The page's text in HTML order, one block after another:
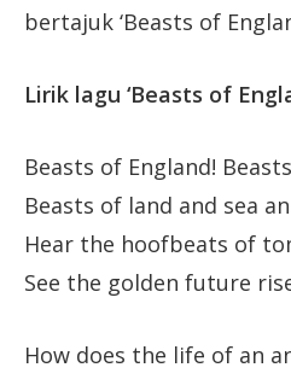
bertajuk ‘Beasts of
Lirik lagu ‘Beasts of
Beasts of England!
Beasts of land and sea
Hear the hoofbeats of
See the golden future
How does the life of an